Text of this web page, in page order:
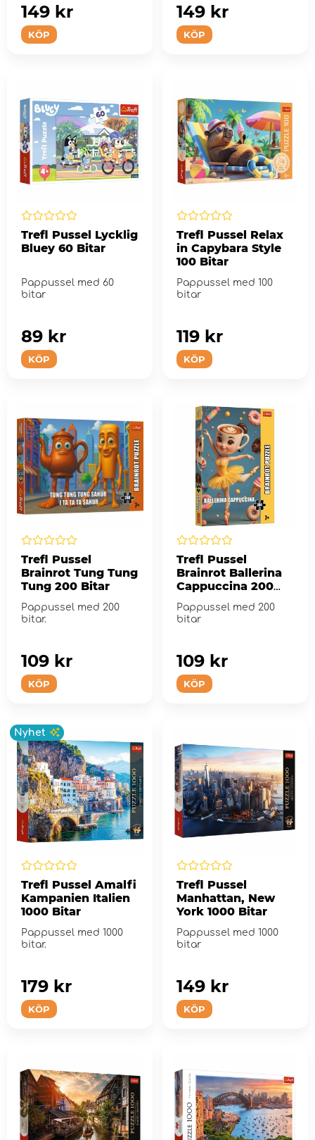
KÖP
149 kr
KÖP
149 kr
Trefl Pussel Lycklig
Bluey 60 Bitar
Pappussel med 60
bitar
KÖP
89 kr
Trefl Pussel Relax
in Capybara Style
100 Bitar
Pappussel med 100
bitar
KÖP
119 kr
Trefl Pussel
Brainrot Tung Tung
Tung 200 Bitar
Pappussel med 200
bitar.
KÖP
109 kr
Trefl Pussel
Brainrot Ballerina
Cappuccina 200
Bitar
Pappussel med 200
bitar
KÖP
109 kr
Nyhet
Trefl Pussel Amalfi
Kampanien Italien
1000 Bitar
Pappussel med 1000
bitar.
KÖP
179 kr
Trefl Pussel
Manhattan, New
York 1000 Bitar
Pappussel med 1000
bitar
KÖP
149 kr